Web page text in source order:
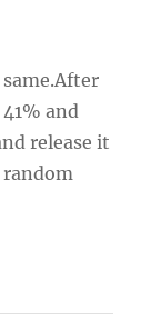
and
release it
random